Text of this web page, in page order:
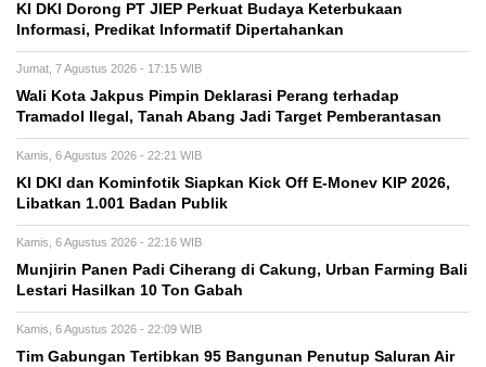
KI DKI Dorong PT JIEP Perkuat Budaya Keterbukaan
Informasi, Predikat Informatif Dipertahankan
Jumat, 7 Agustus 2026 - 17:15 WIB
Wali Kota Jakpus Pimpin Deklarasi Perang terhadap
Tramadol Ilegal, Tanah Abang Jadi Target Pemberantasan
Kamis, 6 Agustus 2026 - 22:21 WIB
KI DKI dan Kominfotik Siapkan Kick Off E-Monev KIP 2026,
Libatkan 1.001 Badan Publik
Kamis, 6 Agustus 2026 - 22:16 WIB
Munjirin Panen Padi Ciherang di Cakung, Urban Farming Bali
Lestari Hasilkan 10 Ton Gabah
Kamis, 6 Agustus 2026 - 22:09 WIB
Tim Gabungan Tertibkan 95 Bangunan Penutup Saluran Air